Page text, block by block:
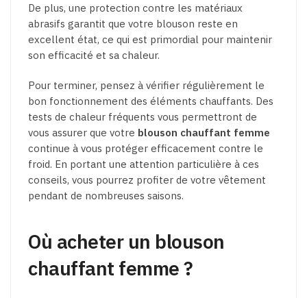
De plus, une protection contre les matériaux
abrasifs garantit que votre blouson reste en
excellent état, ce qui est primordial pour maintenir
son efficacité et sa chaleur.
Pour terminer, pensez à vérifier régulièrement le
bon fonctionnement des éléments chauffants. Des
tests de chaleur fréquents vous permettront de
vous assurer que votre blouson chauffant femme
continue à vous protéger efficacement contre le
froid. En portant une attention particulière à ces
conseils, vous pourrez profiter de votre vêtement
pendant de nombreuses saisons.
Où acheter un blouson
chauffant femme ?